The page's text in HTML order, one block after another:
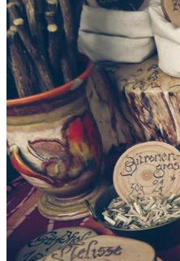
Home
Portfolio
Florales
Menschen
Stadt und Land
Weitere Fotoblogs
Über mich
Impressum
Datenschutz
Suche
TAG CLOUD